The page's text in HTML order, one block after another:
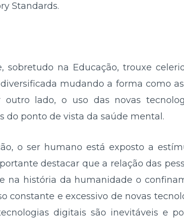
Standards.
na Educação, trouxe
mudando a forma como
lado, o uso das novas
do ponto de vista da saúde mental.
o ser humano está exposto a
destacar que a relação das
na história da humanidade o
constante e excessivo de novas
digitais são inevitáveis e